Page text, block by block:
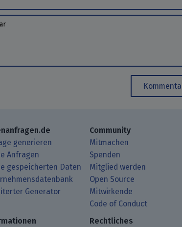
Deinem RSS-Reader.
Matrix.
generieren
Anfragen
gespeicherten Daten
Generator
Community
Mitmachen
Spenden
Mitglied werden
Open Source
Mitwirkende
Code of Conduct
Rechtliches